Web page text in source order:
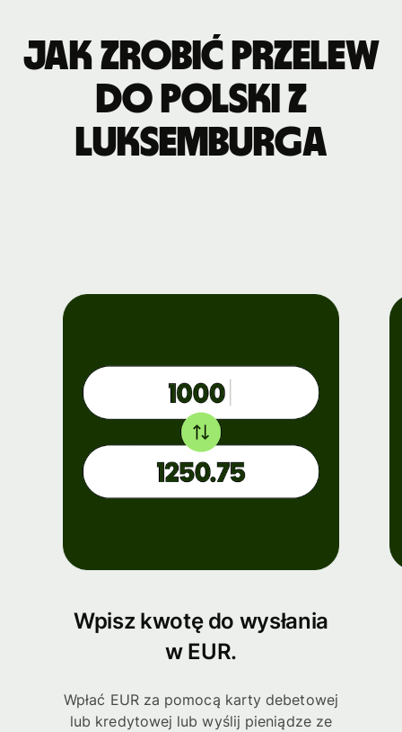
Jak zrobić przelew
do Polski z
Luksemburga
Wpisz kwotę do wysłania
w EUR.
Wpłać EUR za pomocą karty debetowej
lub kredytowej lub wyślij pieniądze ze